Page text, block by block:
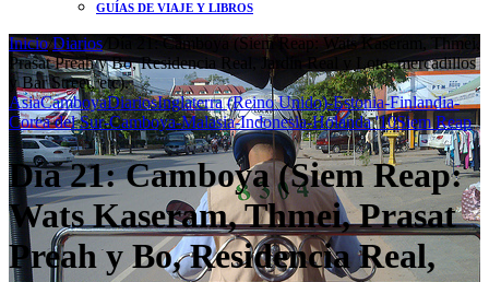
GUÍAS DE VIAJE Y LIBROS
Inicio/Diarios Día 21: Camboya (Siem Reap: Wats Kaseram, Thmei,
Prasat Preah y Bo, Residencia Real, Jardín Real y Loto, mercadillos
y Bar Street, etc).
AsiaCamboyaDiariosInglaterra (Reino Unido)-Estonia-Finlandia-
Corea del Sur-Camboya-Malasia-Indonesia-Holanda '10Siem Reap
Día 21: Camboya (Siem Reap:
Wats Kaseram, Thmei, Prasat
Preah y Bo, Residencia Real,